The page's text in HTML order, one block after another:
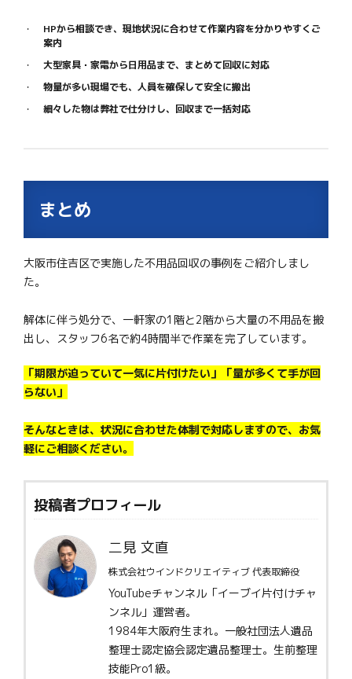
HPから相談でき、現地状況に合わせて作業内容を分かりやすくご
案内
大型家具・家電から日用品まで、まとめて回収に対応
物量が多い現場でも、人員を確保して安全に搬出
細々した物は弊社で仕分けし、回収まで一括対応
まとめ
大阪市住吉区で実施した不用品回収の事例をご紹介しまし
た。
解体に伴う処分で、一軒家の1階と2階から大量の不用品を搬
出し、スタッフ6名で約4時間半で作業を完了しています。
「期限が迫っていて一気に片付けたい」「量が多くて手が回
らない」
そんなときは、状況に合わせた体制で対応しますので、お気
軽にご相談ください。
投稿者プロフィール
二見 文直
株式会社ウインドクリエイティブ 代表取締役
YouTubeチャンネル「イーブイ片付けチャ
ンネル」運営者。
1984年大阪府生まれ。一般社団法人遺品
整理士認定協会認定遺品整理士。生前整理
技能Pro1級。